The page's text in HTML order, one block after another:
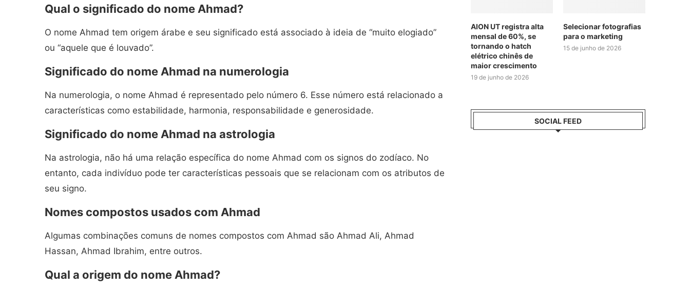
Qual o significado do nome Ahmad?
O nome Ahmad tem origem árabe e seu significado está associado à ideia de “muito elogiado”
ou “aquele que é louvado”.
Significado do nome Ahmad na numerologia
Na numerologia, o nome Ahmad é representado pelo número 6. Esse número está relacionado a
características como estabilidade, harmonia, responsabilidade e generosidade.
Significado do nome Ahmad na astrologia
Na astrologia, não há uma relação específica do nome Ahmad com os signos do zodíaco. No
entanto, cada indivíduo pode ter características pessoais que se relacionam com os atributos de
seu signo.
Nomes compostos usados com Ahmad
Algumas combinações comuns de nomes compostos com Ahmad são Ahmad Ali, Ahmad
Hassan, Ahmad Ibrahim, entre outros.
Qual a origem do nome Ahmad?
AION UT registra alta
mensal de 60%, se
tornando o hatch
elétrico chinês de
maior crescimento
19 de junho de 2026
Selecionar fotografias
para o marketing
15 de junho de 2026
SOCIAL FEED